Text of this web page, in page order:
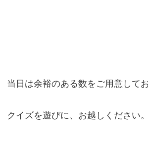
当日は余裕のある数をご用意してお
クイズを遊びに、お越しください。